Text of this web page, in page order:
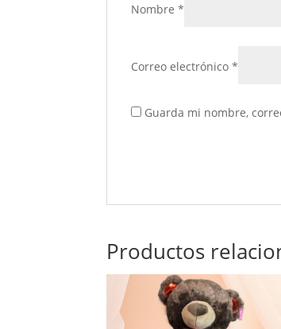
Nombre*
Correo electrónico*
Guarda mi nombre,
Productos